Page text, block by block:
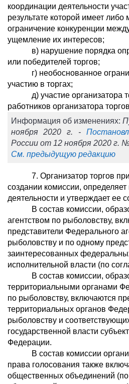
координации деятельности
результате которой имеет либо
ограничение конкуренции
ущемление их интересов;
в) нарушение порядка
или победителей торгов;
г) необоснованное
участию в торгах;
д) участие организатора
работников организатора
Информация об изменениях:
ноября 2020 г. -
России от 12 ноября 2020 г.
См. предыдущую редакцию
7. Организатор торгов
создании комиссии,
деятельности и утверждает ее
В состав комиссии,
агентством по рыболовству,
представители Федерального
рыболовству и по одному
заинтересованных
исполнительной власти (по
В состав комиссии,
территориальными органами
по рыболовству, включаются
территориальных органов
рыболовству и
государственной власти
Федерации.
В состав комиссии
права голосования также
общественных объединений